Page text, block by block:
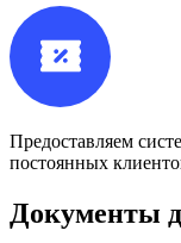
Предоставляем
постоянных
Документы